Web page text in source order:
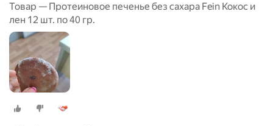
Товар — Протеиновое печенье без сахара Fein Кокос и
лен 12 шт. по 40 гр.